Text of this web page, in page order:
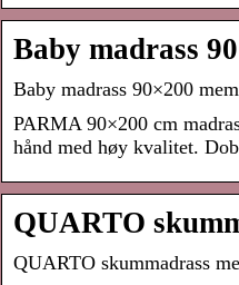
Baby madrass
Baby madrass 90×200
PARMA 90×200 cm
hånd med høy kvalitet.
QUARTO
QUARTO skummadrass